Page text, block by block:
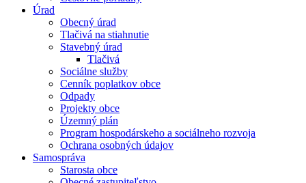
Úrad
Obecný úrad
Tlačivá na stiahnutie
Stavebný úrad
Tlačivá
Sociálne služby
Cenník poplatkov obce
Odpady
Projekty obce
Územný plán
Program hospodárskeho a sociálneho rozvoja
Ochrana osobných údajov
Samospráva
Starosta obce